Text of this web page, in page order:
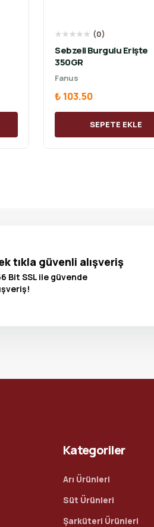
★★★★★ (0)
Sebzeli Burgulu Erişte
350GR
Fanus
₺ 103.50
SEPETE EKLE
tıkla güvenli alışveriş
Bit SSL ile güvende
Kategoriler
Arı Ürünleri
Süt Ürünleri
Şarküteri Ürünleri